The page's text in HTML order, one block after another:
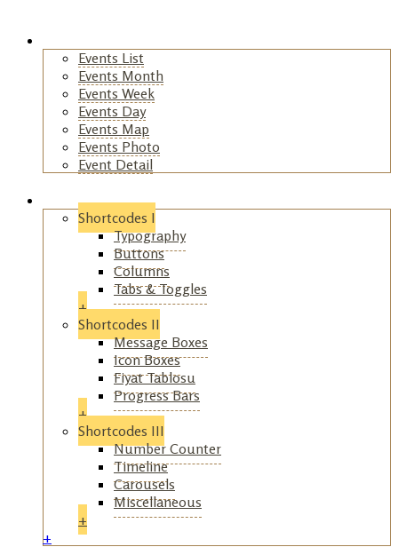
Events List
Events Month
Events Week
Events Day
Events Map
Events Photo
Event Detail
Shortcodes
Shortcodes I
Typography
Buttons
Columns
Tabs & Toggles
+
Shortcodes II
Message Boxes
Icon Boxes
Fiyat Tablosu
Progress Bars
+
Shortcodes III
Number Counter
Timeline
Carousels
Miscellaneous
+
+